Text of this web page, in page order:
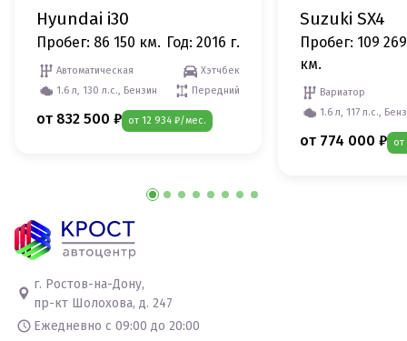
Hyundai i30
Пробег: 86 150 км. Год: 2016 г.
Автоматическая
Хэтчбек
1.6 л, 130 л.с., Бензин
Передний
от 832 500 ₽ от 12 934 ₽/мес.
Suzuki SX4
Пробег: 109 269
км.
Вариатор
1.6 л, 117 л.с.,
от 774 000 ₽
г. Ростов-на-Дону,
пр-кт Шолохова, д. 247
Ежедневно с 09:00 до 20:00